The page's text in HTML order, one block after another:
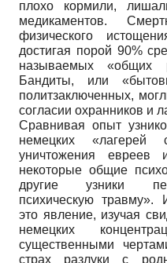
плохо кормили,
медикаментов.
физического
достигая порой 90%
называемых «общих
Бандиты, или
политзаключенных,
согласии охранников и
Сравнивая опыт
немецких «лагерей
уничтожения евреев
некоторые общие
другие узники
психическую травму».
это явление, изучая
немецких
существенными
страх разлуки с